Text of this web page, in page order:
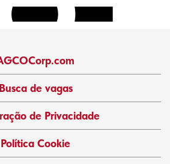
Busca de vagas
de Privacidade
Política Cookie